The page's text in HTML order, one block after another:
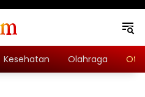
Kesehatan Olahraga